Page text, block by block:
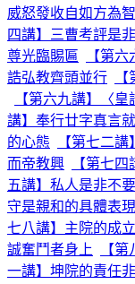
威怒發收自如方為
四講】三曹考評是
尊光臨賜匾
【第
誥弘教齊頭並行
【第六九講】〈
講】奉行廿字真言
的心態
【第七二
而帝教興
【第七
五講】私人是非不
守是親和的具體表現
七八講】主院的成
誠奮鬥者身上
【
一講】坤院的責任